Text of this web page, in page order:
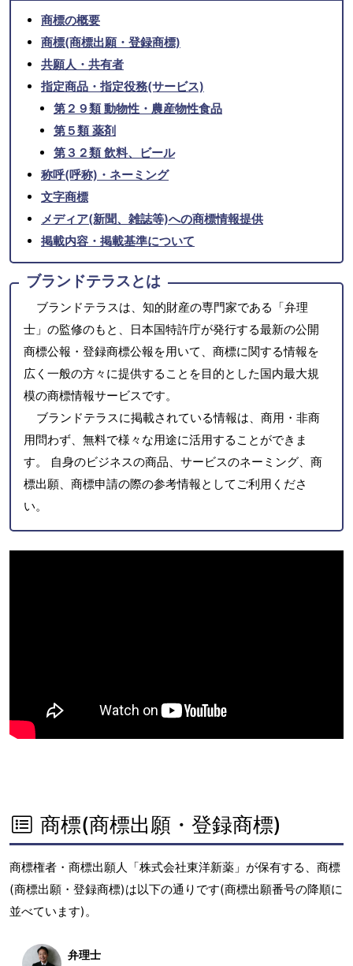
商標の概要
商標(商標出願・登録商標)
共願人・共有者
指定商品・指定役務(サービス)
第２９類 動物性・農産物性食品
第５類 薬剤
第３２類 飲料、ビール
称呼(呼称)・ネーミング
文字商標
メディア(新聞、雑誌等)への商標情報提供
掲載内容・掲載基準について
ブランドテラスとは
ブランドテラスは、知的財産の専門家である「弁理
士」の監修のもと、日本国特許庁が発行する最新の公開
商標公報・登録商標公報を用いて、商標に関する情報を
広く一般の方々に提供することを目的とした国内最大規
模の商標情報サービスです。
ブランドテラスに掲載されている情報は、商用・非商
用問わず、無料で様々な用途に活用することができま
す。 自身のビジネスの商品、サービスのネーミング、商
標出願、商標申請の際の参考情報としてご利用くださ
い。
商標(商標出願・登録商標)
商標権者・商標出願人「株式会社東洋新薬」が保有する、商標
(商標出願・登録商標)は以下の通りです(商標出願番号の降順に
並べています)。
弁理士